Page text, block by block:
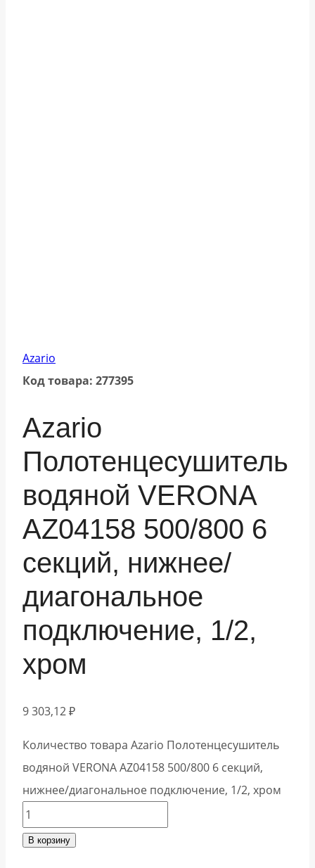
Azario
Код товара: 277395
Azario
Полотенцесушитель
водяной VERONA
AZ04158 500/800 6
секций, нижнее/
диагональное
подключение, 1/2,
хром
9 303,12₽
Количество товара Azario Полотенцесушитель
водяной VERONA AZ04158 500/800 6 секций,
нижнее/диагональное подключение, 1/2, хром
В корзину